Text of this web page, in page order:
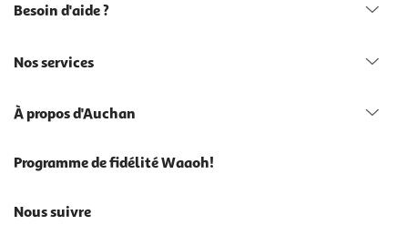
Besoin d'aide ?
Nos services
À propos d'Auchan
Programme de fidélité Waaoh!
Nous suivre